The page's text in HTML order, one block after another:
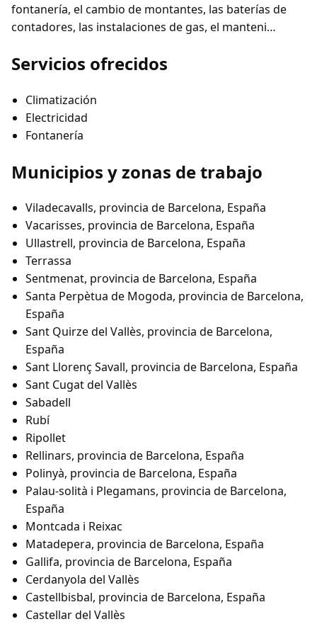
fontanería, el cambio de montantes, las baterías de
contadores, las instalaciones de gas, el manteni…
Servicios ofrecidos
Climatización
Electricidad
Fontanería
Municipios y zonas de trabajo
Viladecavalls, provincia de Barcelona, España
Vacarisses, provincia de Barcelona, España
Ullastrell, provincia de Barcelona, España
Terrassa
Sentmenat, provincia de Barcelona, España
Santa Perpètua de Mogoda, provincia de Barcelona,
España
Sant Quirze del Vallès, provincia de Barcelona,
España
Sant Llorenç Savall, provincia de Barcelona, España
Sant Cugat del Vallès
Sabadell
Rubí
Ripollet
Rellinars, provincia de Barcelona, España
Polinyà, provincia de Barcelona, España
Palau-solità i Plegamans, provincia de Barcelona,
España
Montcada i Reixac
Matadepera, provincia de Barcelona, España
Gallifa, provincia de Barcelona, España
Cerdanyola del Vallès
Castellbisbal, provincia de Barcelona, España
Castellar del Vallès